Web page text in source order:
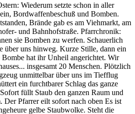
Wiederum setzte schon in aller
Bordwaffenbeschuß und Bomben.
Brände gab es am Viehmarkt, am
und Bahnhofstraße. Pfarrchronik:
sie Bomben zu werfen. Schauerlich
über uns hinweg. Kurze Stille, dann ein
Bombe hat ihr Unheil angerichtet. Wir
insgesamt 20 Menschen. Plötzlich
unmittelbar über uns im Tiefflug
ein furchtbarer Schlag das ganze
füllt Staub den ganzen Raum und
Der Pfarrer eilt sofort nach oben Es ist
gelbe Staubwolke. Steht die